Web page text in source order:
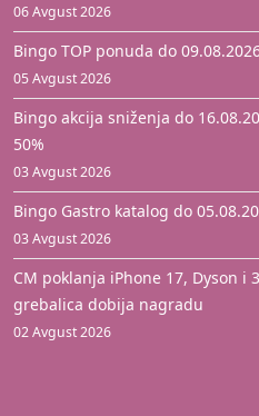
06 Avgust 2026
Bingo TOP ponuda do
05 Avgust 2026
Bingo akcija sniženja do
50%
03 Avgust 2026
Bingo Gastro katalog do
03 Avgust 2026
CM poklanja iPhone 17, Dyson i
grebalica dobija nagradu
02 Avgust 2026